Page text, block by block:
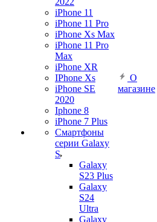
iPhone 11
iPhone 11 Pro
iPhone Xs Max
iPhone 11 Pro
Max
iPhone XR
IPhone Xs
iPhone SE
2020
Iphone 8
iPhone 7 Plus
Смартфоны
серии Galaxy
S
Galaxy
S23 Plus
Galaxy
S24
Ultra
Galaxy
О
магазине